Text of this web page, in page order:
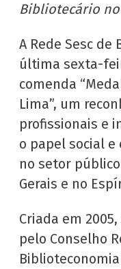
Bibliotecário
A Rede Sesc
última sexta-
comenda
Lima”, um
profissionais e
o papel social
no setor
Gerais e no
Criada em
pelo Conselho
Biblioteconomia